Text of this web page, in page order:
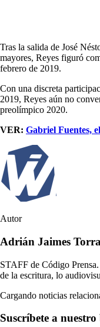
Tras la salida de José
mayores, Reyes figuró
febrero de 2019.
Con una discreta
2019, Reyes aún no
preolímpico 2020.
VER: Gabriel Fuentes,
Autor
Adrián Jaimes
STAFF de Código
de la escritura, lo
Cargando noticias
Suscríbete a